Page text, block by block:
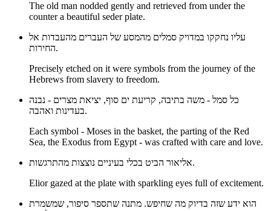
The old man nodded gently and retrieved from under the
counter a beautiful seder plate.
עליו נחקקו במדויק סמלים מהמסע של העברים מהעבדות אל
החירות.
Precisely etched on it were symbols from the journey of the
Hebrews from slavery to freedom.
כל סמל - משה בתיבה, קריעת ים סוף, יציאת מצרים - נבנה
בעדינות ואהבה.
Each symbol - Moses in the basket, the parting of the Red
Sea, the Exodus from Egypt - was crafted with care and love.
אליאור הביט בכלי בעיניים נוצצות מהתרגשות.
Elior gazed at the plate with sparkling eyes full of excitement.
הוא ידע שזה בדיוק מה שחיפש. מתנה שתספר סיפור, שמשמרת